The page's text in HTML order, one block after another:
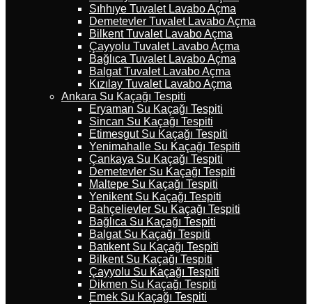
Sıhhıye Tuvalet Lavabo Açma
Demetevler Tuvalet Lavabo Açma
Bilkent Tuvalet Lavabo Açma
Çayyolu Tuvalet Lavabo Açma
Bağlıca Tuvalet Lavabo Açma
Balgat Tuvalet Lavabo Açma
Kızılay Tuvalet Lavabo Açma
Ankara Su Kaçağı Tespiti
Eryaman Su Kaçağı Tespiti
Sincan Su Kaçağı Tespiti
Etimesgut Su Kaçağı Tespiti
Yenimahalle Su Kaçağı Tespiti
Çankaya Su Kaçağı Tespiti
Demetevler Su Kaçağı Tespiti
Maltepe Su Kaçağı Tespiti
Yenikent Su Kaçağı Tespiti
Bahçelievler Su Kaçağı Tespiti
Bağlıca Su Kaçağı Tespiti
Balgat Su Kaçağı Tespiti
Batıkent Su Kaçağı Tespiti
Bilkent Su Kaçağı Tespiti
Çayyolu Su Kaçağı Tespiti
Dikmen Su Kaçağı Tespiti
Emek Su Kaçağı Tespiti